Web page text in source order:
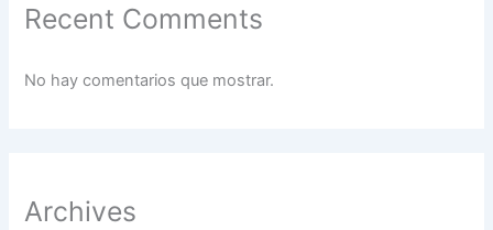
Recent Comments
No hay comentarios que mostrar.
Archives